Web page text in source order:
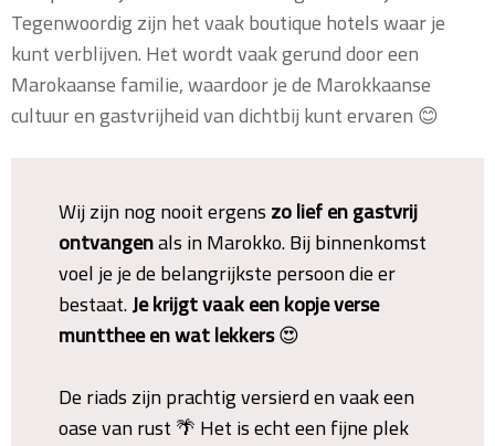
Tegenwoordig zijn het vaak boutique hotels waar je
kunt verblijven. Het wordt vaak gerund door een
Marokaanse familie, waardoor je de Marokkaanse
cultuur en gastvrijheid van dichtbij kunt ervaren 😊
Wij zijn nog nooit ergenszo lief en gastvrij
ontvangenals in Marokko. Bij binnenkomst
voel je je de belangrijkste persoon die er
bestaat.Je krijgt vaak een kopje verse
muntthee en wat lekkers😍
De riads zijn prachtig versierd en vaak een
oase van rust 🌴 Het is echt een fijne plek